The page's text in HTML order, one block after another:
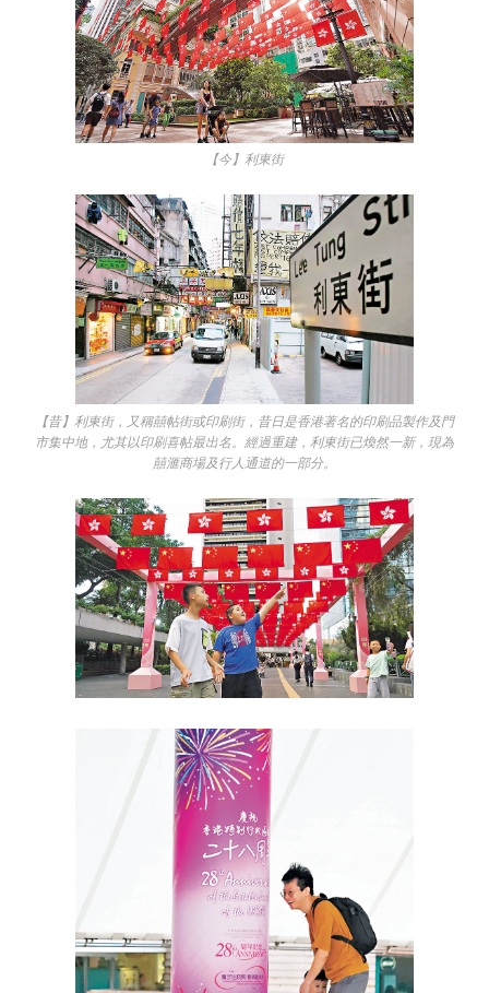
【今】利東街
【昔】利東街，又稱囍帖街或印刷街，昔日是香港著名的印刷品製作及門
市集中地，尤其以印刷喜帖最出名。經過重建，利東街已煥然一新，現為
囍滙商場及行人通道的一部分。